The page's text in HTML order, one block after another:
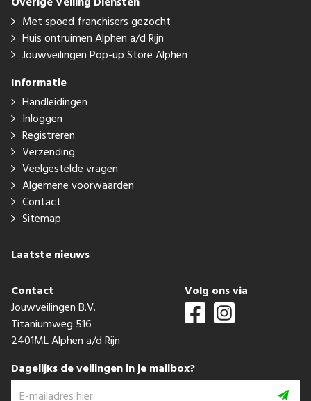
Met spoed franchisers gezocht
Huis ontruimen Alphen a/d Rijn
Jouwveilingen Pop-up Store Alphen
Informatie
Handleidingen
Inloggen
Registreren
Verzending
Veelgestelde vragen
Algemene voorwaarden
Contact
Sitemap
Laatste nieuws
Contact
Jouwveilingen B.V.
Titaniumweg 516
2401ML Alphen a/d Rijn
Volg ons via
Dagelijks de veilingen in je mailbox?